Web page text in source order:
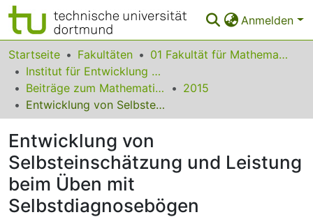
Anmelden
Bereiche & Sammlungen
Das gesamte Repositorium
Statistiken
FAQ
Leitlinien
Zurück zur Startseite
Startseite Fakultäten
01 Fakultät für Mathematik
Institut für Entwicklung und Erforschung des Mathematikunterrichts
Beiträge zum Mathematikunterricht
2015
Entwicklung von Selbsteinschätzung und Leistung beim Üben mit Selbstdiagnosebögen
Entwicklung von
Selbsteinschätzung und Leistung
beim Üben mit
Selbstdiagnosebögen